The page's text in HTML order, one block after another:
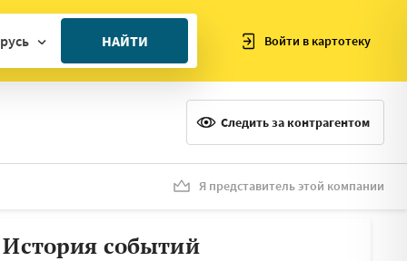
НАЙТИ Войти в картотеку
Следить за контрагентом
Я представитель этой компании
История событий